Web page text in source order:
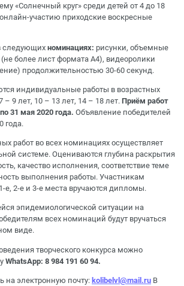
«Солнечный круг» среди детей от 4 до 18
участию приходские воскресные
следующих номинациях: рисунки, объемные
более лист формата А4), видеоролики
продолжительностью 30-60 секунд.
индивидуальные работы в возрастных
– 9 лет, 10 – 13 лет, 14 – 18 лет. Приём работ
31 мая 2020 года. Объявление победителей
года.
работ во всех номинациях осуществляет
системе. Оцениваются глубина раскрытия
качество исполнения, соответствие теме
выполнения работы. Участникам
е, 2-е и 3-е места вручаются дипломы.
эпидемиологической ситуации на
всех номинаций будут вручаться
виде.
творческого конкурса можно
WhatsApp: 8 984 191 60 94.
на электронную почту: kolibelvl@mail.ru В